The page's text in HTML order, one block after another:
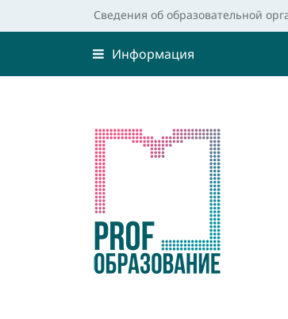
Сведения об образовательной
Информация